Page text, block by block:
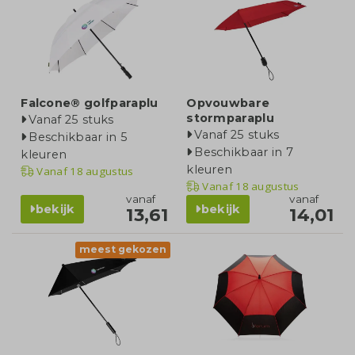
Falcone® golfparaplu
Vanaf 25 stuks
Beschikbaar in 5
kleuren
Vanaf18 augustus
bekijk
vanaf
13,61
Opvouwbare
stormparaplu
Vanaf 25 stuks
Beschikbaar in 7
kleuren
Vanaf18 augustus
bekijk
vanaf
14,01
meest gekozen